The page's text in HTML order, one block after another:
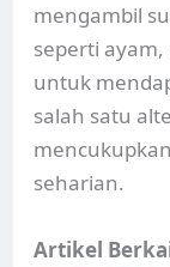
mengambil
seperti
untuk
salah satu
seharian.
Artikel